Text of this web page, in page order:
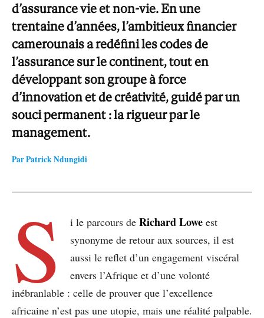
d’assurance vie et non-vie. En une
trentaine d’années, l’ambitieux financier
camerounais a redéfini les codes de
l’assurance sur le continent, tout en
développant son groupe à force
d’innovation et de créativité, guidé par un
souci permanent : la rigueur par le
management.
Par Patrick Ndungidi
S i le parcours deRichard Lowe est
synonyme de retour aux sources, il est
aussi le reflet d’un engagement viscéral
envers l’Afrique et d’une volonté
inébranlable : celle de prouver que l’excellence
africaine n’est pas une utopie, mais une réalité palpable.